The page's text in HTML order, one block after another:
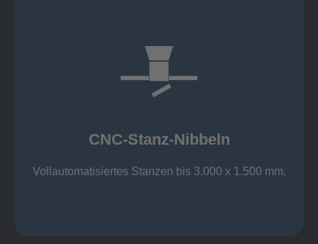
CNC-Stanz-Nibbeln
Vollautomatisiertes Stanzen bis 3.000 x 1.500 mm.
Stahl bis 6 mm
großer Standard-Werkzeug-Park